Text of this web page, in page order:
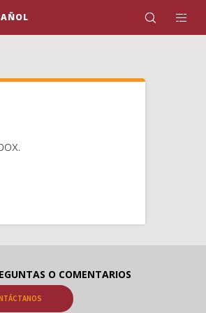
O COMENTARIOS